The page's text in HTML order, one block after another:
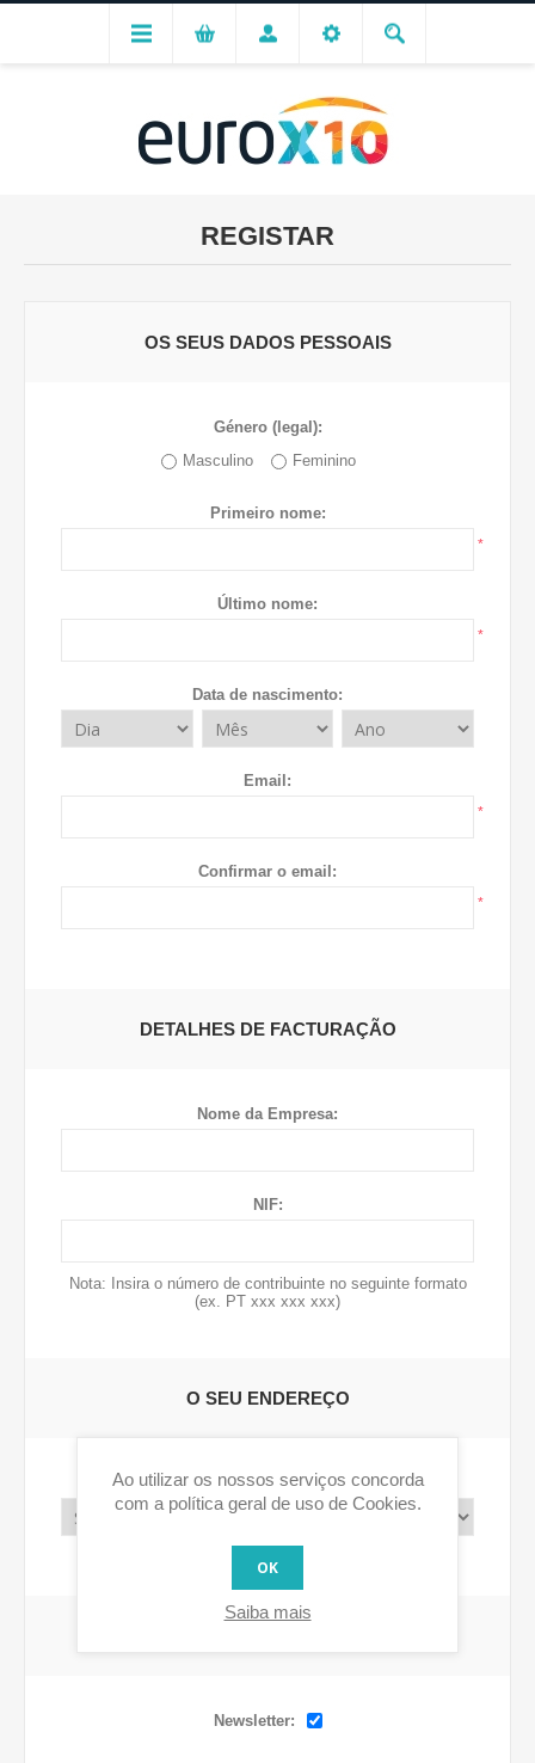
REGISTAR
OS SEUS DADOS PESSOAIS
Género (legal):
Masculino
Feminino
Primeiro nome:
*
Último nome:
*
Data de nascimento:
Email:
*
Confirmar o email:
*
DETALHES DE FACTURAÇÃO
Nome da Empresa:
NIF:
Nota: Insira o número de contribuinte no seguinte formato
(ex. PT xxx xxx xxx)
O SEU ENDEREÇO
País:
Newsletter:
Ao utilizar os nossos serviços concorda
com a política geral de uso de Cookies.
OK
Saiba mais